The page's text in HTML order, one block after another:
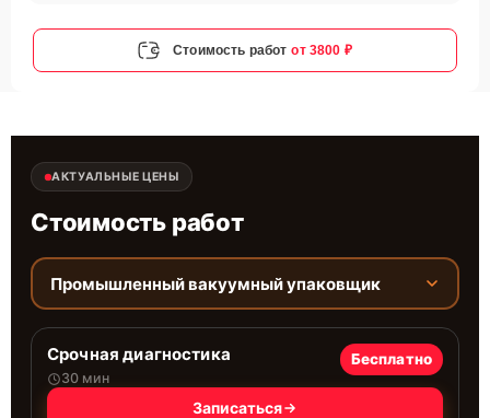
Стоимость работ от 3800 ₽
АКТУАЛЬНЫЕ ЦЕНЫ
Стоимость работ
Промышленный вакуумный упаковщик
Срочная диагностика
30 мин
Бесплатно
Записаться